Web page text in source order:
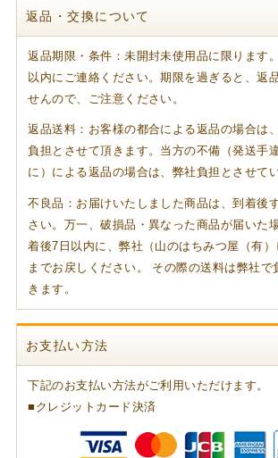
返品・交換について
返品期限・条件：未開封未使用品に限ります
以内にご連絡ください。期限を過ぎると、返
せんので、ご注意ください。
返品送料：お客様の都合による返品の場合は
負担とさせて頂きます。当方の不備（発送手
に）による返品の場合は、弊社負担とさせて
不良品：お届けいたしました商品は、到着後
さい。万一、破損品・異なった商品が届いた
着後7日以内に、弊社（山のはちみつ屋（有）
までお戻しください。 その際の送料は弊社で
きます。
お支払い方法
下記のお支払い方法がご利用いただけます。
■クレジットカード決済